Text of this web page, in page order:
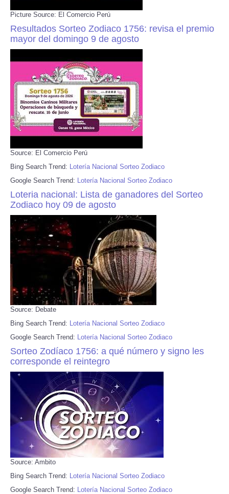
Picture Source: El Comercio Perú
Resultados Sorteo Zodiaco 1756: revisa el premio
mayor del domingo 9 de agosto
Source: El Comercio Perú
Bing Search Trend: Lotería Nacional Sorteo Zodiaco
Google Search Trend: Lotería Nacional Sorteo Zodiaco
Loteria nacional: Lista de ganadores del Sorteo
Zodiaco hoy 09 de agosto
Source: Debate
Bing Search Trend: Lotería Nacional Sorteo Zodiaco
Google Search Trend: Lotería Nacional Sorteo Zodiaco
Sorteo Zodíaco 1756: a qué número y signo les
corresponde el reintegro
Source: Ambito
Bing Search Trend: Lotería Nacional Sorteo Zodiaco
Google Search Trend: Lotería Nacional Sorteo Zodiaco